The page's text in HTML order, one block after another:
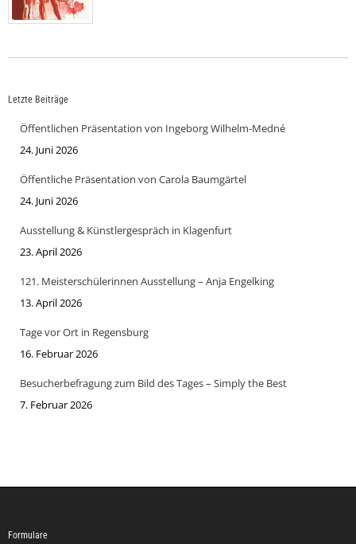
Letzte Beiträge
Öffentlichen Präsentation von Ingeborg Wilhelm-Medné
24. Juni 2026
Öffentliche Präsentation von Carola Baumgärtel
24. Juni 2026
Ausstellung & Künstlergespräch in Klagenfurt
23. April 2026
121. Meisterschülerinnen Ausstellung – Anja Engelking
13. April 2026
Tage vor Ort in Regensburg
16. Februar 2026
Besucherbefragung zum Bild des Tages – Simply the Best
7. Februar 2026
Formulare